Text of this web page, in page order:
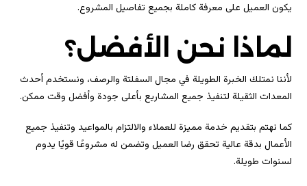
يكون العميل على معرفة كاملة بجميع تفاصيل المشروع.
لماذا نحن الأفضل؟
لأننا نمتلك الخبرة الطويلة في مجال السفلتة والرصف، ونستخدم أحدث
المعدات الثقيلة لتنفيذ جميع المشاريع بأعلى جودة وأفضل وقت ممكن.
كما نهتم بتقديم خدمة مميزة للعملاء والالتزام بالمواعيد وتنفيذ جميع
الأعمال بدقة عالية تحقق رضا العميل وتضمن له مشروعًا قويًا يدوم
لسنوات طويلة.